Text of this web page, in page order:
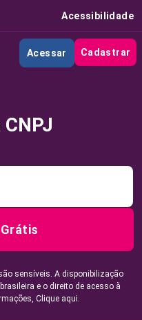
Acessibilidade
Acessar Cadastrar
sensíveis. A disponibilização
e o direito de acesso à
Clique aqui.